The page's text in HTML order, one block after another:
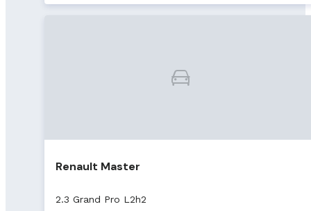
Renault Master
2.3 Grand Pro L2h2